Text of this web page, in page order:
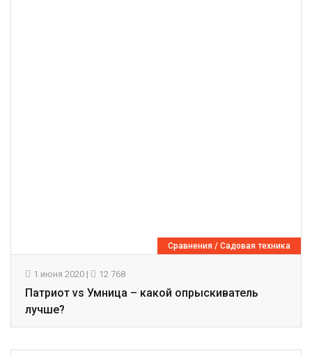
Сравнения / Садовая техника
1 июня 2020 | 12 768
Патриот vs Умница – какой опрыскиватель
лучше?